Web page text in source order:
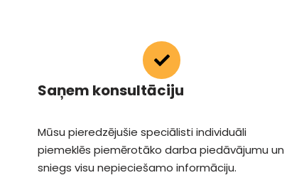
Saņem konsultāciju
Mūsu pieredzējušie speciālisti individuāli
piemeklēs piemērotāko darba piedāvājumu un
sniegs visu nepieciešamo informāciju.